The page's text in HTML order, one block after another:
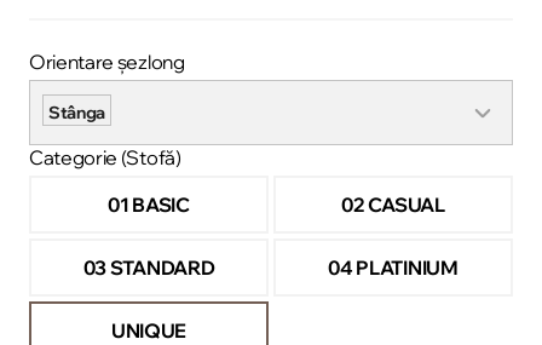
Orientare șezlong
Stânga
Categorie (Stofă)
01 BASIC
02 CASUAL
03 STANDARD 04 PLATINIUM
UNIQUE